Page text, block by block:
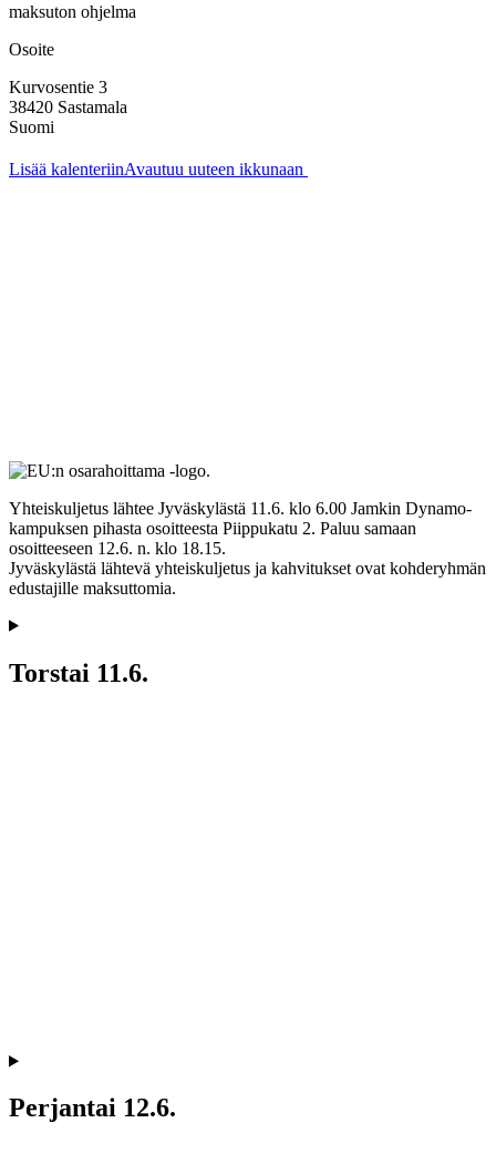
maksuton ohjelma
Osoite
Kurvosentie 3
38420 Sastamala
Suomi
Lisää kalenteriinAvautuu uuteen ikkunaan
Yhteiskuljetus lähtee Jyväskylästä 11.6. klo 6.00 Jamkin Dynamo-
kampuksen pihasta osoitteesta Piippukatu 2. Paluu samaan
osoitteeseen 12.6. n. klo 18.15.
Jyväskylästä lähtevä yhteiskuljetus ja kahvitukset ovat kohderyhmän
edustajille maksuttomia.
Torstai 11.6.
Perjantai 12.6.